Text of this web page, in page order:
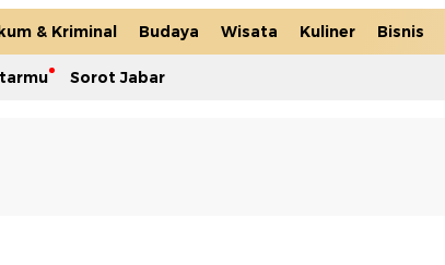
& Kriminal Budaya Wisata Kuliner Bisnis
Sorot Jabar